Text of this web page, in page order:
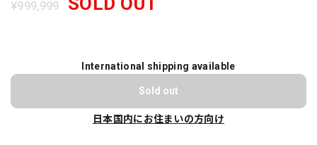
¥999,999
International shipping available
Sold out
日本国内にお住まいの方向け